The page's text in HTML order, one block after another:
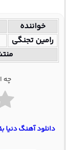
خواننده
رامین تجنگی
چه
دانلود آهنگ دنیا